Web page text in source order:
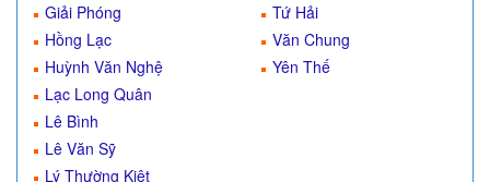
Giải Phóng
Hồng Lạc
Huỳnh Văn Nghệ
Lạc Long Quân
Lê Bình
Lê Văn Sỹ
Lý Thường Kiệt
Tứ Hải
Văn Chung
Yên Thế